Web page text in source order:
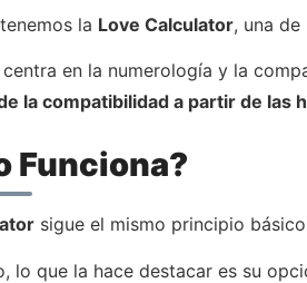
la Love Calculator, una
en la numerología y la
la compatibilidad a partir de las
Funciona?
sigue el mismo principio
lo que la hace destacar es su